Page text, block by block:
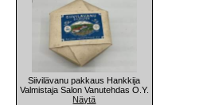
Siivilävanu pakkaus Hankkija
Valmistaja Salon Vanutehdas O.Y.
Näytä